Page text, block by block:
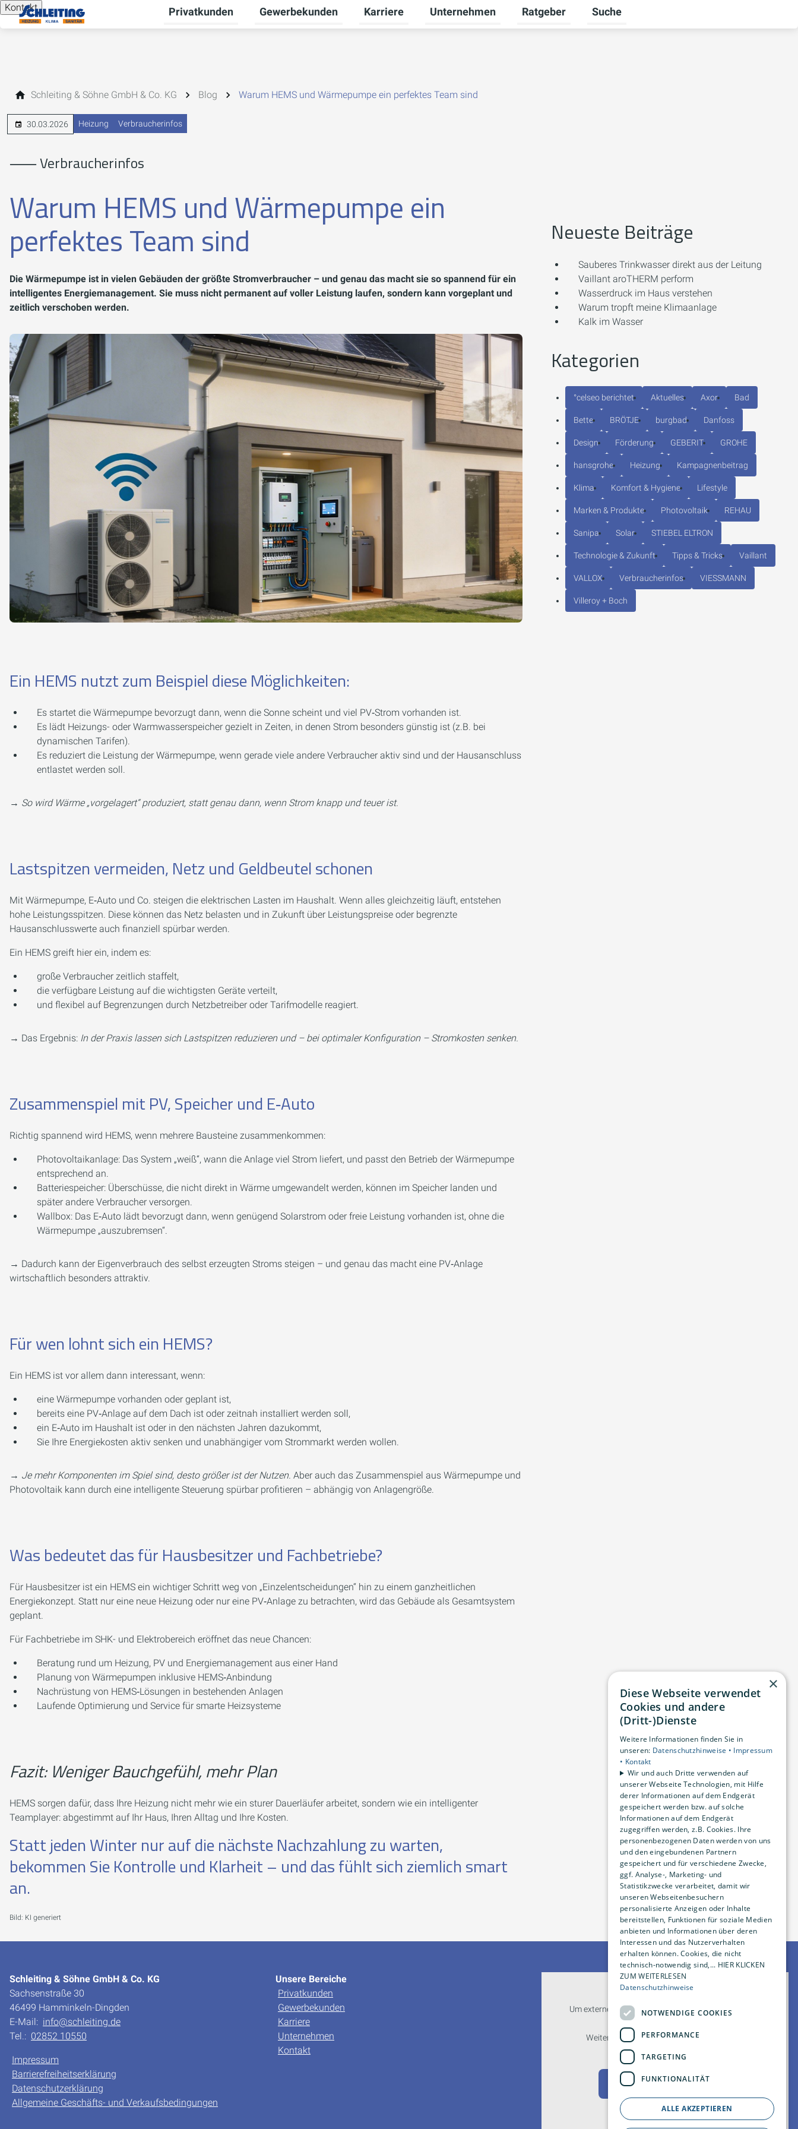
Kontakt Privatkunden
Untermenü für Privatkunden umschalten
Gewerbekunden
Untermenü für Gewerbekunden umschalten
Karriere
Untermenü für Karriere umschalten
Unternehmen
Untermenü für Unternehmen umschalten
Ratgeber
Untermenü für Ratgeber umschalten
Suche
Schleiting & Söhne GmbH & Co. KG Blog Warum HEMS und Wärmepumpe ein perfektes Team sind
30.03.2026 Heizung Verbraucherinfos
⸺ Verbraucherinfos
Warum HEMS und Wärmepumpe ein
perfektes Team sind
Die Wärmepumpe ist in vielen Gebäuden der größte Stromverbraucher – und genau das macht sie so spannend für ein
intelligentes Energiemanagement. Sie muss nicht permanent auf voller Leistung laufen, sondern kann vorgeplant und
zeitlich verschoben werden.
Ein HEMS nutzt zum Beispiel diese Möglichkeiten:
Es startet die Wärmepumpe bevorzugt dann, wenn die Sonne scheint und viel PV‑Strom vorhanden ist.
Es lädt Heizungs- oder Warmwasserspeicher gezielt in Zeiten, in denen Strom besonders günstig ist (z.B. bei
dynamischen Tarifen).
Es reduziert die Leistung der Wärmepumpe, wenn gerade viele andere Verbraucher aktiv sind und der Hausanschluss
entlastet werden soll.
→ So wird Wärme „vorgelagert“ produziert, statt genau dann, wenn Strom knapp und teuer ist.
Lastspitzen vermeiden, Netz und Geldbeutel schonen
Mit Wärmepumpe, E‑Auto und Co. steigen die elektrischen Lasten im Haushalt. Wenn alles gleichzeitig läuft, entstehen
hohe Leistungsspitzen. Diese können das Netz belasten und in Zukunft über Leistungspreise oder begrenzte
Hausanschlusswerte auch finanziell spürbar werden.
Ein HEMS greift hier ein, indem es:
große Verbraucher zeitlich staffelt,
die verfügbare Leistung auf die wichtigsten Geräte verteilt,
und flexibel auf Begrenzungen durch Netzbetreiber oder Tarifmodelle reagiert.
→ Das Ergebnis: In der Praxis lassen sich Lastspitzen reduzieren und – bei optimaler Konfiguration – Stromkosten senken.
Zusammenspiel mit PV, Speicher und E‑Auto
Richtig spannend wird HEMS, wenn mehrere Bausteine zusammenkommen:
Photovoltaikanlage: Das System „weiß“, wann die Anlage viel Strom liefert, und passt den Betrieb der Wärmepumpe
entsprechend an.
Batteriespeicher: Überschüsse, die nicht direkt in Wärme umgewandelt werden, können im Speicher landen und
später andere Verbraucher versorgen.
Wallbox: Das E‑Auto lädt bevorzugt dann, wenn genügend Solarstrom oder freie Leistung vorhanden ist, ohne die
Wärmepumpe „auszubremsen“.
→ Dadurch kann der Eigenverbrauch des selbst erzeugten Stroms steigen – und genau das macht eine PV‑Anlage
wirtschaftlich besonders attraktiv.
Für wen lohnt sich ein HEMS?
Ein HEMS ist vor allem dann interessant, wenn:
eine Wärmepumpe vorhanden oder geplant ist,
bereits eine PV‑Anlage auf dem Dach ist oder zeitnah installiert werden soll,
ein E‑Auto im Haushalt ist oder in den nächsten Jahren dazukommt,
Sie Ihre Energiekosten aktiv senken und unabhängiger vom Strommarkt werden wollen.
→ Je mehr Komponenten im Spiel sind, desto größer ist der Nutzen. Aber auch das Zusammenspiel aus Wärmepumpe und
Photovoltaik kann durch eine intelligente Steuerung spürbar profitieren – abhängig von Anlagengröße.
Was bedeutet das für Hausbesitzer und Fachbetriebe?
Für Hausbesitzer ist ein HEMS ein wichtiger Schritt weg von „Einzelentscheidungen“ hin zu einem ganzheitlichen
Energiekonzept. Statt nur eine neue Heizung oder nur eine PV‑Anlage zu betrachten, wird das Gebäude als Gesamtsystem
geplant.
Für Fachbetriebe im SHK- und Elektrobereich eröffnet das neue Chancen:
Beratung rund um Heizung, PV und Energiemanagement aus einer Hand
Planung von Wärmepumpen inklusive HEMS‑Anbindung
Nachrüstung von HEMS‑Lösungen in bestehenden Anlagen
Laufende Optimierung und Service für smarte Heizsysteme
Fazit: Weniger Bauchgefühl, mehr Plan
HEMS sorgen dafür, dass Ihre Heizung nicht mehr wie ein sturer Dauerläufer arbeitet, sondern wie ein intelligenter
Teamplayer: abgestimmt auf Ihr Haus, Ihren Alltag und Ihre Kosten.
Statt jeden Winter nur auf die nächste Nachzahlung zu warten,
bekommen Sie Kontrolle und Klarheit – und das fühlt sich ziemlich smart
an.
Bild: KI generiert
Neueste Beiträge
Sauberes Trinkwasser direkt aus der Leitung
Vaillant aroTHERM perform
Wasserdruck im Haus verstehen
Warum tropft meine Klimaanlage
Kalk im Wasser
Kategorien
°celseo berichtet Aktuelles Axor Bad
Bette BRÖTJE burgbad Danfoss
Design Förderung GEBERIT GROHE
hansgrohe Heizung Kampagnenbeitrag
Klima Komfort & Hygiene Lifestyle
Marken & Produkte Photovoltaik REHAU
Sanipa Solar STIEBEL ELTRON
Technologie & Zukunft Tipps & Tricks Vaillant
VALLOX Verbraucherinfos VIESSMANN
Villeroy + Boch
Schleiting & Söhne GmbH & Co. KG
Sachsenstraße 30
46499 Hamminkeln-Dingden
E-Mail: info@schleiting.de
Tel.: 02852 10550
Impressum
Barrierefreiheitserklärung
Datenschutzerklärung
Allgemeine Geschäfts- und Verkaufsbedingungen
Unsere Bereiche
Privatkunden
Gewerbekunden
Karriere
Unternehmen
Kontakt
Um externe HTML-Inhalte anzuzeigen, benötigen wir
Weitere Informationen finden Sie in unserer
Datenschutzerklärung.
Cookie-Einstellungen öffnen
×
Diese Webseite verwendet
Cookies und andere
(Dritt-)Dienste
Weitere Informationen finden Sie in
unseren: Datenschutzhinweise • Impressum
• Kontakt
Wir und auch Dritte verwenden auf
unserer Webseite Technologien, mit Hilfe
derer Informationen auf dem Endgerät
gespeichert werden bzw. auf solche
Informationen auf dem Endgerät
zugegriffen werden, z.B. Cookies. Ihre
personenbezogenen Daten werden von uns
und den eingebundenen Partnern
gespeichert und für verschiedene Zwecke,
ggf. Analyse-, Marketing- und
Statistikzwecke verarbeitet, damit wir
unseren Webseitenbesuchern
personalisierte Anzeigen oder Inhalte
bereitstellen, Funktionen für soziale Medien
anbieten und Informationen über deren
Interessen und das Nutzerverhalten
erhalten können. Cookies, die nicht
technisch-notwendig sind,... HIER KLICKEN
ZUM WEITERLESEN
Datenschutzhinweise
NOTWENDIGE COOKIES
PERFORMANCE
TARGETING
FUNKTIONALITÄT
ALLE AKZEPTIEREN